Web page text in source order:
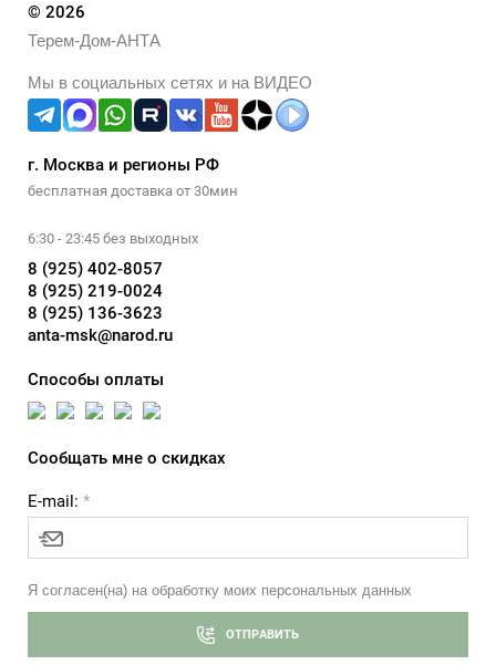
© 2026
Терем-Дом-АНТА
Мы в социальных сетях и на ВИДЕО
г. Москва и регионы РФ
бесплатная доставка от 30мин
6:30 - 23:45 без выходных
8 (925) 402-8057
8 (925) 219-0024
8 (925) 136-3623
anta-msk@narod.ru
Способы оплаты
Сообщать мне о скидках
E-mail: *
Я согласен(на) на обработку моих персональных данных
ОТПРАВИТЬ